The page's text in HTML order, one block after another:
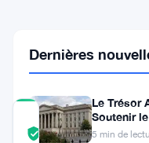
COMMUNITY
TRUST
Vérifié
Dernières
Le Trésor
Soutenir
Coup
5 min de